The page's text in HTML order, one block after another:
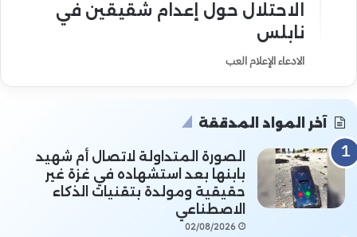
الاحتلال حول إعدام شقيقين في
نابلس
الادعاء الإعلام العب
آخر المواد المدققة
الصورة المتداولة لاتصال أم شهيد
بابنها بعد استشهاده في غزة غير
حقيقية ومولدة بتقنيات الذكاء
الاصطناعي
02/08/2026